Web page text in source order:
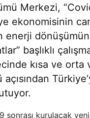
Merkezi,
ekonomisinin
enerji
başlıklı
kısa ve orta
sonrası kurulacak